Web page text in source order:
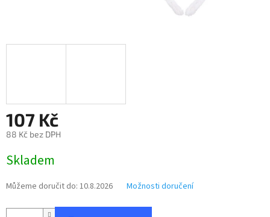
107 Kč
88 Kč bez DPH
cena:
Skladem
Můžeme doručit do: 10.8.2026 Možnosti doručení